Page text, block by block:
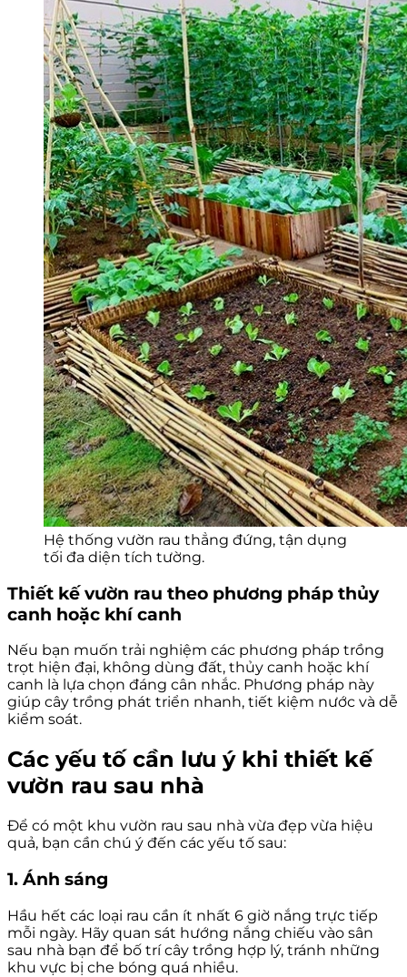
Hệ thống vườn rau thẳng đứng, tận dụng
tối đa diện tích tường.
Thiết kế vườn rau theo phương pháp thủy
canh hoặc khí canh
Nếu bạn muốn trải nghiệm các phương pháp trồng
trọt hiện đại, không dùng đất, thủy canh hoặc khí
canh là lựa chọn đáng cân nhắc. Phương pháp này
giúp cây trồng phát triển nhanh, tiết kiệm nước và dễ
kiểm soát.
Các yếu tố cần lưu ý khi thiết kế
vườn rau sau nhà
Để có một khu vườn rau sau nhà vừa đẹp vừa hiệu
quả, bạn cần chú ý đến các yếu tố sau:
1. Ánh sáng
Hầu hết các loại rau cần ít nhất 6 giờ nắng trực tiếp
mỗi ngày. Hãy quan sát hướng nắng chiếu vào sân
sau nhà bạn để bố trí cây trồng hợp lý, tránh những
khu vực bị che bóng quá nhiều.